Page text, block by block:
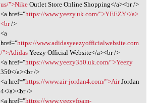
us/">NikeOutlet Store Online Shopping</a><br />
<a href="https://www.yeezy.uk.com/">YEEZY</a>
<br/>
<a
href="https://www.adidasyeezyofficialwebsite.com
/">AdidasYeezy Official Website</a><br />
<a href="https://www.yeezy350.uk.com/">Yeezy
350</a><br />
<a href="https://www.air-jordan4.com/">AirJordan
4</a><br />
<a href="https://www.yeezyfoam-